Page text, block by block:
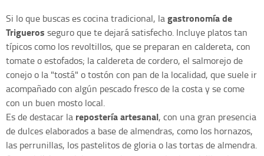
Si lo que buscas es cocina tradicional, lagastronomía de
Trigueros seguro que te dejará satisfecho. Incluye platos tan
típicos como los revoltillos, que se preparan en caldereta, con
tomate o estofados; la caldereta de cordero, el salmorejo de
conejo o la "tostá" o tostón con pan de la localidad, que suele ir
acompañado con algún pescado fresco de la costa y se come
con un buen mosto local.
Es de destacar la repostería artesanal, con una gran presencia
de dulces elaborados a base de almendras, como los hornazos,
las perrunillas, los pastelitos de gloria o las tortas de almendra.